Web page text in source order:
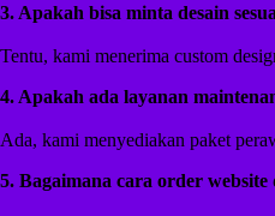
3. Apakah bisa minta desain
Tentu, kami menerima custom
4. Apakah ada layanan
Ada, kami menyediakan paket
5. Bagaimana cara order website